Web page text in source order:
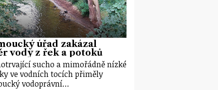
úřad zakázal
vody z řek a potoků
sucho a mimořádně nízké
ve vodních tocích přiměly
vodoprávní…